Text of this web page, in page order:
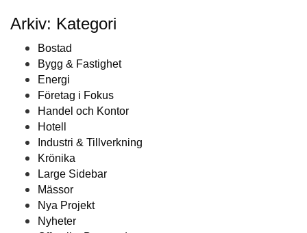
Arkiv: Kategori
Bostad
Bygg & Fastighet
Energi
Företag i Fokus
Handel och Kontor
Hotell
Industri & Tillverkning
Krönika
Large Sidebar
Mässor
Nya Projekt
Nyheter